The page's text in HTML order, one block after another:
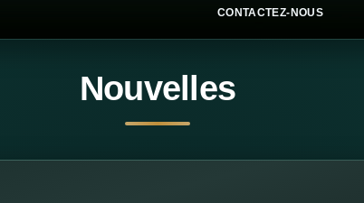
CONTACTEZ-NOUS
Nouvelles